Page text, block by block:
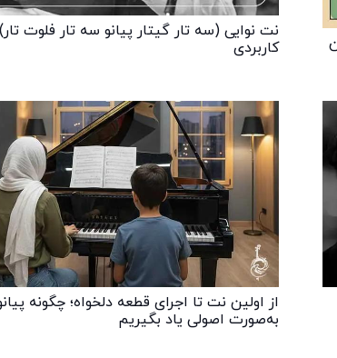
نت نوایی (سه تار گیتار پیانو سه تار فلوت
کاربردی
از اولین نت تا اجرای قطعه دلخواه؛ چگونه
به‌صورت اصولی یاد بگیریم